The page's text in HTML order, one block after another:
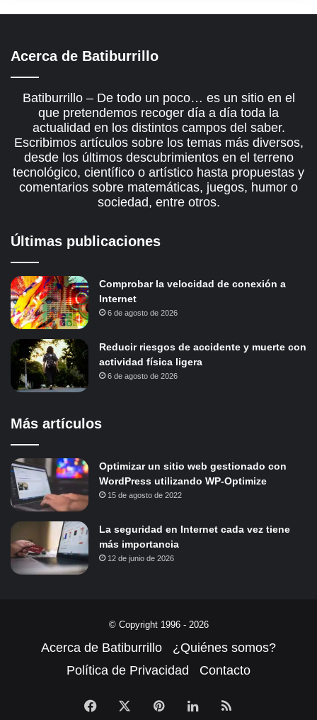
Acerca de Batiburrillo
Batiburrillo – De todo un poco… es un sitio en el
que pretendemos recoger día a día toda la
actualidad en los distintos campos del saber.
Escribimos artículos sobre los temas más diversos,
desde los últimos descubrimientos en el terreno
tecnológico, científico o artístico hasta propuestas y
comentarios sobre matemáticas, juegos, humor o
sociedad, entre otros.
Últimas publicaciones
Comprobar la velocidad de conexión a
Internet
6 de agosto de 2026
Reducir riesgos de accidente y muerte con
actividad física ligera
6 de agosto de 2026
Más artículos
Optimizar un sitio web gestionado con
WordPress utilizando WP-Optimize
15 de agosto de 2022
La seguridad en Internet cada vez tiene
más importancia
12 de junio de 2026
© Copyright 1996 - 2026
Acerca de Batiburrillo
¿Quiénes somos?
Política de Privacidad
Contacto
Facebook PinterestLinkedInRSS